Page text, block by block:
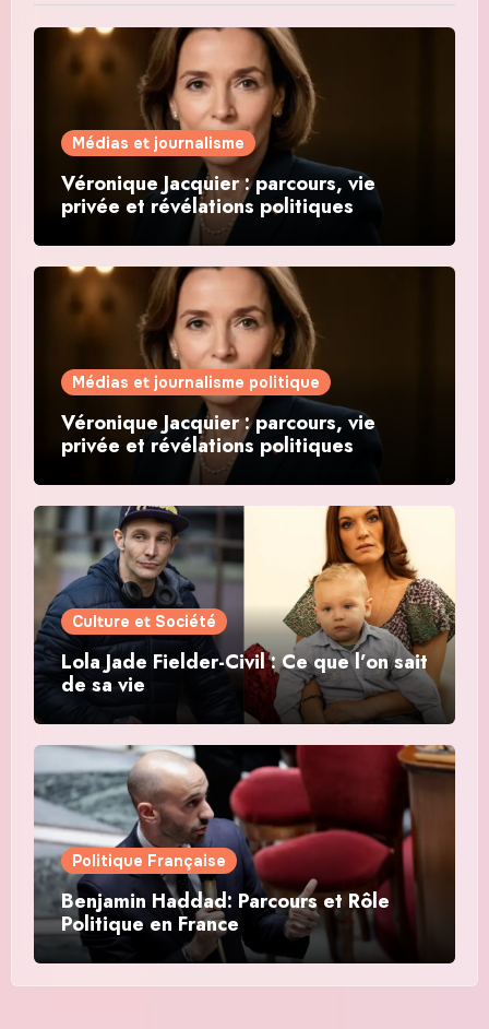
Médias et journalisme
Véronique Jacquier : parcours, vie
privée et révélations politiques
Médias et journalisme politique
Véronique Jacquier : parcours, vie
privée et révélations politiques
Culture et Société
Lola Jade Fielder-Civil : Ce que l’on sait
de sa vie
Politique Française
Benjamin Haddad: Parcours et Rôle
Politique en France